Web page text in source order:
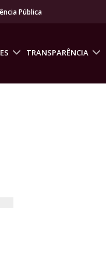
Pública
TRANSPARÊNCIA